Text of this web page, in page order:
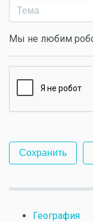
Мы не любим
География